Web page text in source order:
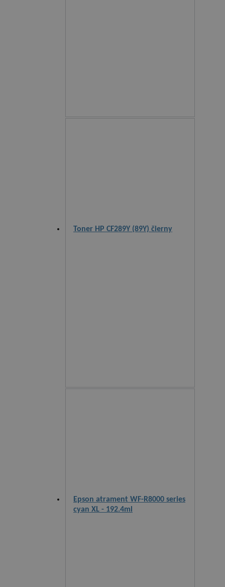
Toner HP CF289Y (89Y) čierny
Epson atrament WF-R8000 series
cyan XL - 192.4ml